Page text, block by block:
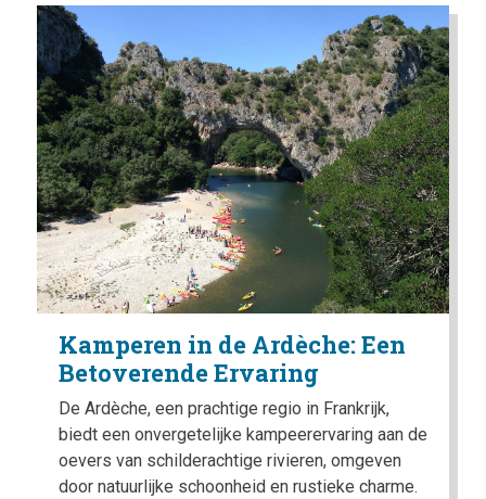
Kamperen in de Ardèche: Een
Betoverende Ervaring
De Ardèche, een prachtige regio in Frankrijk,
biedt een onvergetelijke kampeerervaring aan de
oevers van schilderachtige rivieren, omgeven
door natuurlijke schoonheid en rustieke charme.